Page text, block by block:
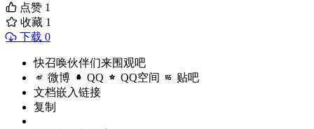
点赞 1
收藏 1
下载 0
快召唤伙伴们来围观吧
微博 QQ QQ空间 贴吧
文档嵌入链接
复制